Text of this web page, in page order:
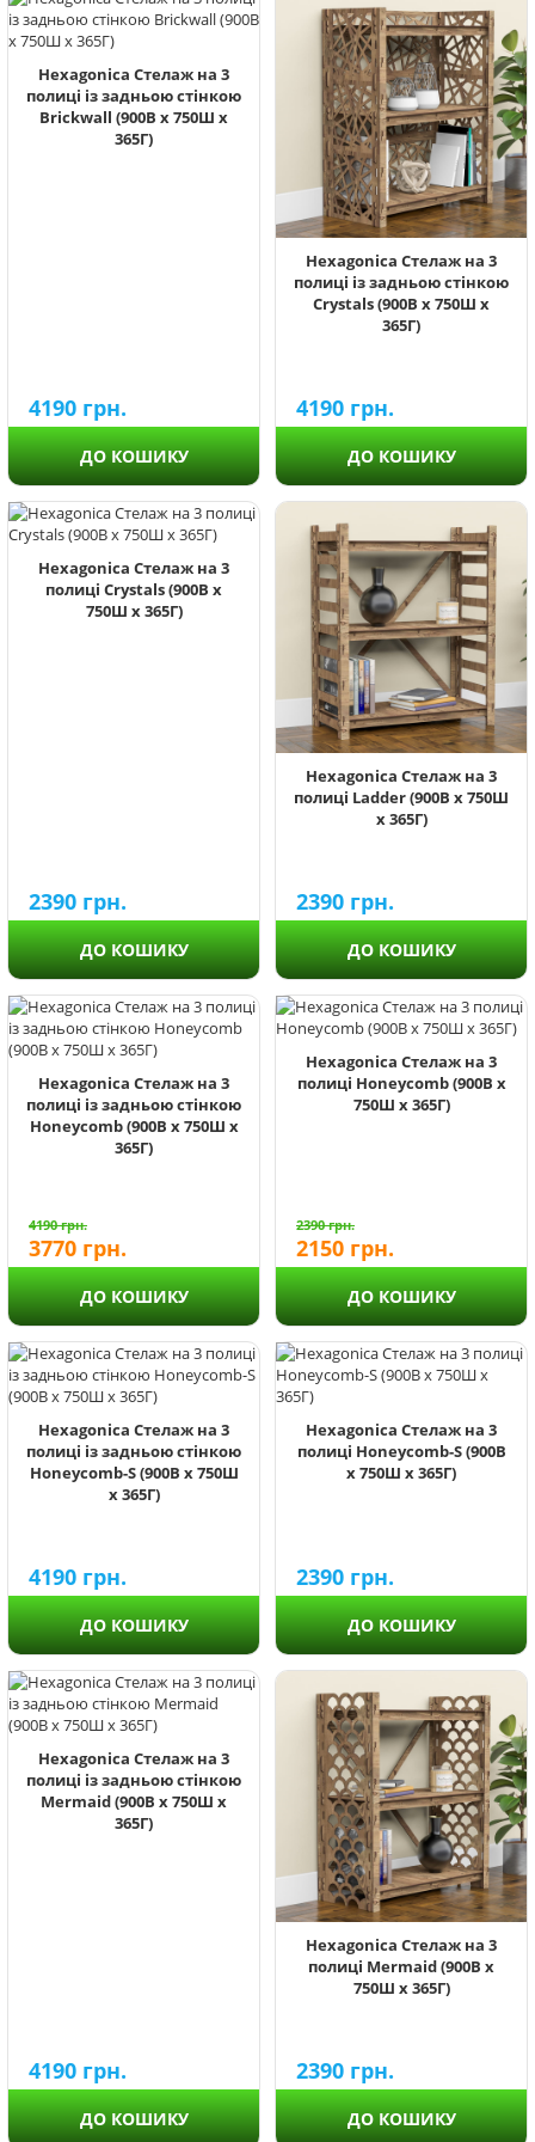
Hexagonica Стелаж на 3
полиці із задньою стінкою
Brickwall (900В х 750Ш х
365Г)
4190 грн.
ДО КОШИКУ
Hexagonica Стелаж на 3
полиці із задньою стінкою
Crystals (900В х 750Ш х
365Г)
4190 грн.
ДО КОШИКУ
Hexagonica Стелаж на 3
полиці Crystals (900В х
750Ш х 365Г)
2390 грн.
ДО КОШИКУ
Hexagonica Стелаж на 3
полиці Ladder (900В х 750Ш
х 365Г)
2390 грн.
ДО КОШИКУ
Hexagonica Стелаж на 3
полиці із задньою стінкою
Honeycomb (900В х 750Ш х
365Г)
4190грн.
3770 грн.
ДО КОШИКУ
Hexagonica Стелаж на 3
полиці Honeycomb (900В х
750Ш х 365Г)
2390грн.
2150 грн.
ДО КОШИКУ
Hexagonica Стелаж на 3
полиці із задньою стінкою
Honeycomb-S (900В х 750Ш
х 365Г)
4190 грн.
ДО КОШИКУ
Hexagonica Стелаж на 3
полиці Honeycomb-S (900В
х 750Ш х 365Г)
2390 грн.
ДО КОШИКУ
Hexagonica Стелаж на 3
полиці із задньою стінкою
Mermaid (900В х 750Ш х
365Г)
4190 грн.
ДО КОШИКУ
Hexagonica Стелаж на 3
полиці Mermaid (900В х
750Ш х 365Г)
2390 грн.
ДО КОШИКУ